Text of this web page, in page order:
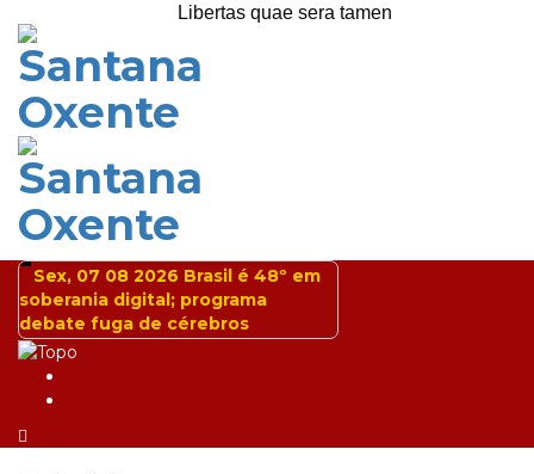
Libertas quae sera tamen
Sex, 07 08 2026 Brasil é 48º em
soberania digital; programa
debate fuga de cérebros